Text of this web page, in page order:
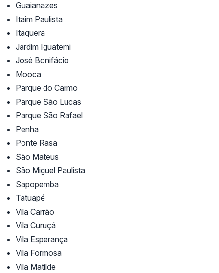
Guaianazes
Itaim Paulista
Itaquera
Jardim Iguatemi
José Bonifácio
Mooca
Parque do Carmo
Parque São Lucas
Parque São Rafael
Penha
Ponte Rasa
São Mateus
São Miguel Paulista
Sapopemba
Tatuapé
Vila Carrão
Vila Curuçá
Vila Esperança
Vila Formosa
Vila Matilde